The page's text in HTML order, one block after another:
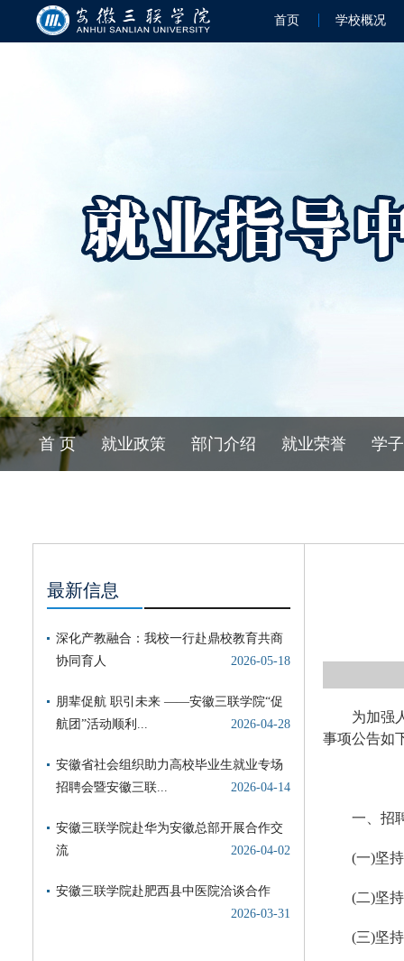
首页 学校概况
首 页 就业政策 部门介绍 就业荣誉 学
最新信息
为加强
事项公告如
一、招
(一)坚
(二)坚
(三)坚